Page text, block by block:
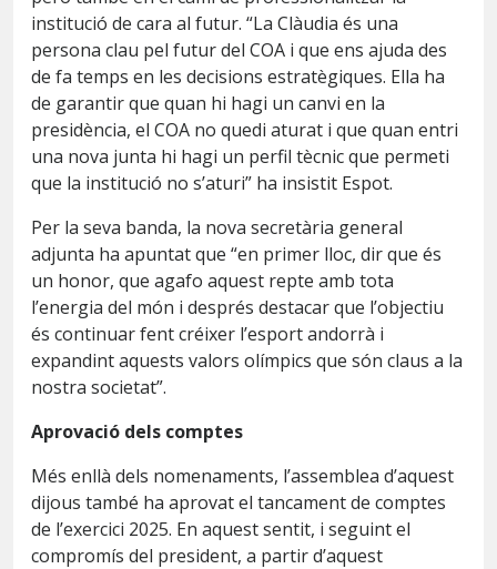
institució de cara al futur. “La Clàudia és una
persona clau pel futur del COA i que ens ajuda des
de fa temps en les decisions estratègiques. Ella ha
de garantir que quan hi hagi un canvi en la
presidència, el COA no quedi aturat i que quan entri
una nova junta hi hagi un perfil tècnic que permeti
que la institució no s’aturi” ha insistit Espot.
Per la seva banda, la nova secretària general
adjunta ha apuntat que “en primer lloc, dir que és
un honor, que agafo aquest repte amb tota
l’energia del món i després destacar que l’objectiu
és continuar fent créixer l’esport andorrà i
expandint aquests valors olímpics que són claus a la
nostra societat”.
Aprovació dels comptes
Més enllà dels nomenaments, l’assemblea d’aquest
dijous també ha aprovat el tancament de comptes
de l’exercici 2025. En aquest sentit, i seguint el
compromís del president, a partir d’aquest